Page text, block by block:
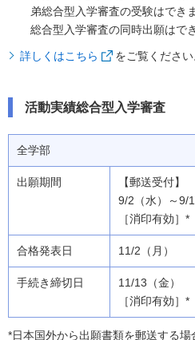
弟総合型入学審査の受験はでき
総合型入学審査の同時出願はで
詳しくはこちら をご覧ください
活動実績総合型入学審査
全学部
【郵送受付】
9/2（水）～9/
［消印有効］*
11/2（月）
11/13（金）
［消印有効］*
*日本国外から出願書類を郵送する